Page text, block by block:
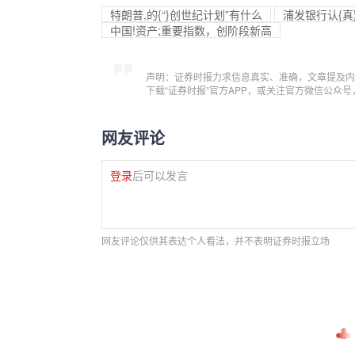
特朗普,的{“}创世纪计划”有什么
浦发银行认{
中国!资产;重要指数，创阶段新高
声明：证券时报力求信息真实、准确，文章提及
下载“证券时报”官方APP，或关注官方微信公众
网友评论
登录后可以发言
网友评论仅供其表达个人看法，并不表明证券时报立场